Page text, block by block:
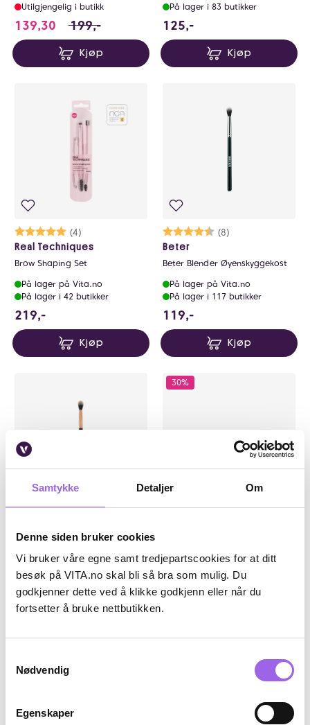
Samtykke Detaljer Om
Denne siden bruker cookies
Vi bruker våre egne samt tredjepartscookies for at ditt
besøk på VITA.no skal bli så bra som mulig. Du
godkjenner dette ved å klikke godkjenn eller når du
fortsetter å bruke nettbutikken.
Nødvendig
Egenskaper
Utilgjengelig i butikk
139,30 139.3 i stedet for 199 NOK, du sparer
199,-
Kjøp
På lager i 83 butikker
125,-
Kjøp
Karakter:
(4)
5.0 av 5 mulige
Real Techniques
Brow Shaping Set
På lager på Vita.no
På lager i 42 butikker
219,-
Kjøp
Karakter:
(8)
4.1 av 5 mulige
Beter
Beter Blender Øyenskyggekost
På lager på Vita.no
På lager i 117 butikker
119,-
Kjøp
Jan Thomas
Jan Thomas Cosmetics Ultimate
Blending Brush 145
På lager på Vita.no
På lager i 101 butikker
95,-95 NOK
30%
Eyeshadow Applicator til
Beauty Box Quattro
På lager på Vita.no
På lager i 105 butikker
27,30